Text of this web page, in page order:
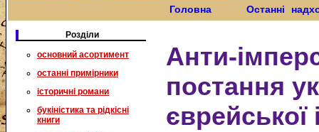
Головна Останні
Розділи
основний асортимент
останні примірники
історичні романи
букіністика та рідкісні
книги
Анти-
постання
єврейської